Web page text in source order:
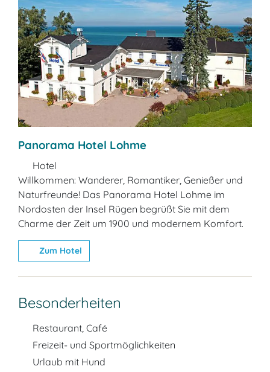
Panorama Hotel Lohme
Hotel
Willkommen: Wanderer, Romantiker, Genießer und
Naturfreunde! Das Panorama Hotel Lohme im
Nordosten der Insel Rügen begrüßt Sie mit dem
Charme der Zeit um 1900 und modernem Komfort.
Zum Hotel
Besonderheiten
Restaurant, Café
Freizeit- und Sportmöglichkeiten
Urlaub mit Hund